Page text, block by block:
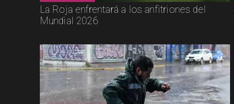
La Roja enfrentará a los anfitriones del
Mundial 2026